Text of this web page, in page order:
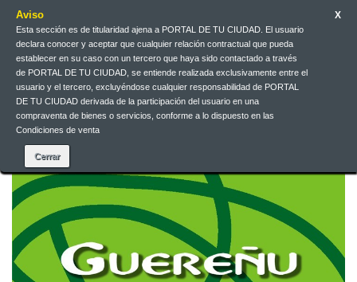
Aviso
Esta sección es de titularidad ajena a PORTAL DE TU CIUDAD. El usuario
declara conocer y aceptar que cualquier relación contractual que pueda
establecer en su caso con un tercero que haya sido contactado a través
de PORTAL DE TU CIUDAD, se entiende realizada exclusivamente entre el
usuario y el tercero, excluyéndose cualquier responsabilidad de PORTAL
DE TU CIUDAD derivada de la participación del usuario en una
compraventa de bienes o servicios, conforme a lo dispuesto en las
Condiciones de venta
X
Iniciar sesión
EUR
Español
Contacte con nosotros